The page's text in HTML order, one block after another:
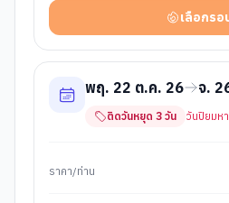
เลือกรอ
พฤ. 22 ต.ค. 26 จ.
ติดวันหยุด 3 วัน วันปิยมห
ราคา/ท่าน